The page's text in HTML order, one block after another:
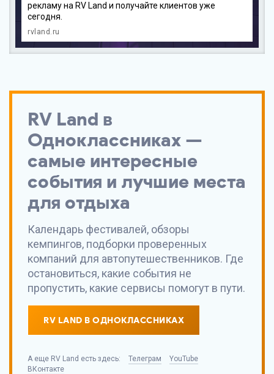
рекламу на RV Land и получайте клиентов уже
сегодня.
rvland.ru
RV Land в
Одноклассниках —
самые интересные
события и лучшие места
для отдыха
Календарь фестивалей, обзоры
кемпингов, подборки проверенных
компаний для автопутешественников. Где
остановиться, какие события не
пропустить, какие сервисы помогут в пути.
RV LAND В ОДНОКЛАССНИКАХ
А еще RV Land есть здесь: Телеграм
YouTube
ВКонтакте